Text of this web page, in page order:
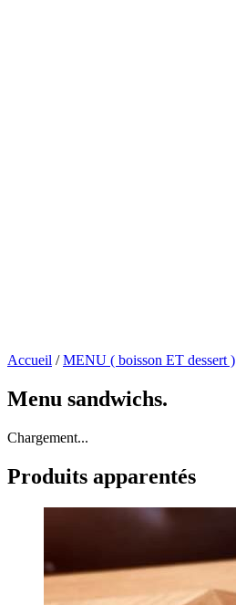
Accueil /MENU ( boisson ET dessert )
Menu sandwichs.
Chargement...
Produits apparentés